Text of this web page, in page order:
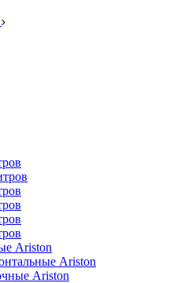
Ariston
Ariston
Ariston